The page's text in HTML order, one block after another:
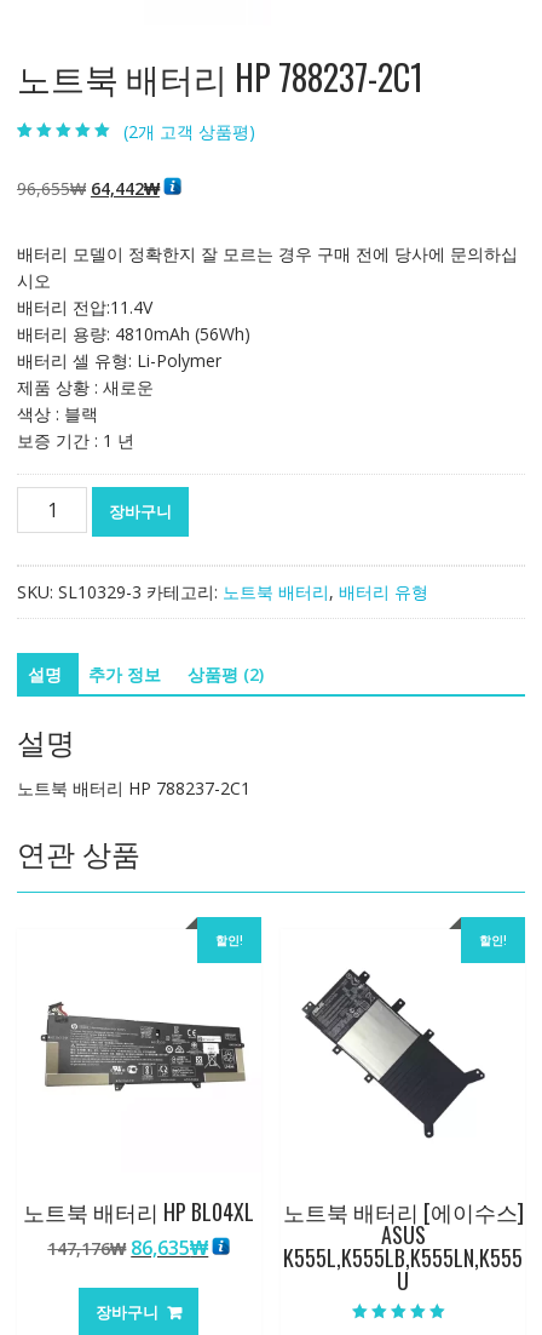
노트북 배터리 HP 788237-2C1
5점 만점에점
으로 평가됨
(2개 고객 상품평)
96,655₩ 원
격:
64,442₩현
격:
배터리 모델이 정확한지 잘 모르는 경우 구매 전에 당사에 문의하십
시오
배터리 전압:11.4V
배터리 용량: 4810mAh (56Wh)
배터리 셀 유형: Li-Polymer
제품 상황 : 새로운
색상 : 블랙
보증 기간 : 1 년
터
HP
788237-
수
장바구니
SKU: SL10329-3 카테고리: 노트북 배터리, 배터리 유형
설명 추가 정보 상품평 (2)
설명
노트북 배터리 HP 788237-2C1
연관 상품
할인!
노트북 배터리 HP BL04XL
147,176₩ 원
가
격:
86,635₩현
장바구니
할인!
노트북 배터리 [에이수스]
ASUS
K555L,K555LB,K555LN,K555
U